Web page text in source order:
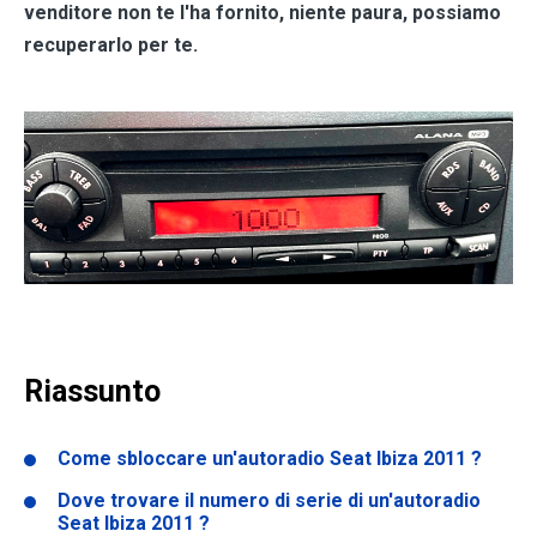
venditore non te l'ha fornito, niente paura, possiamo
recuperarlo per te.
Riassunto
Come sbloccare un'autoradio Seat Ibiza 2011 ?
Dove trovare il numero di serie di un'autoradio
Seat Ibiza 2011 ?